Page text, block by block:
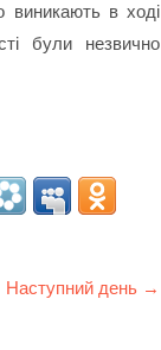
виникають в ході
були незвично
Наступний день →